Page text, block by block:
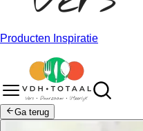
Producten Inspiratie
Ga terug